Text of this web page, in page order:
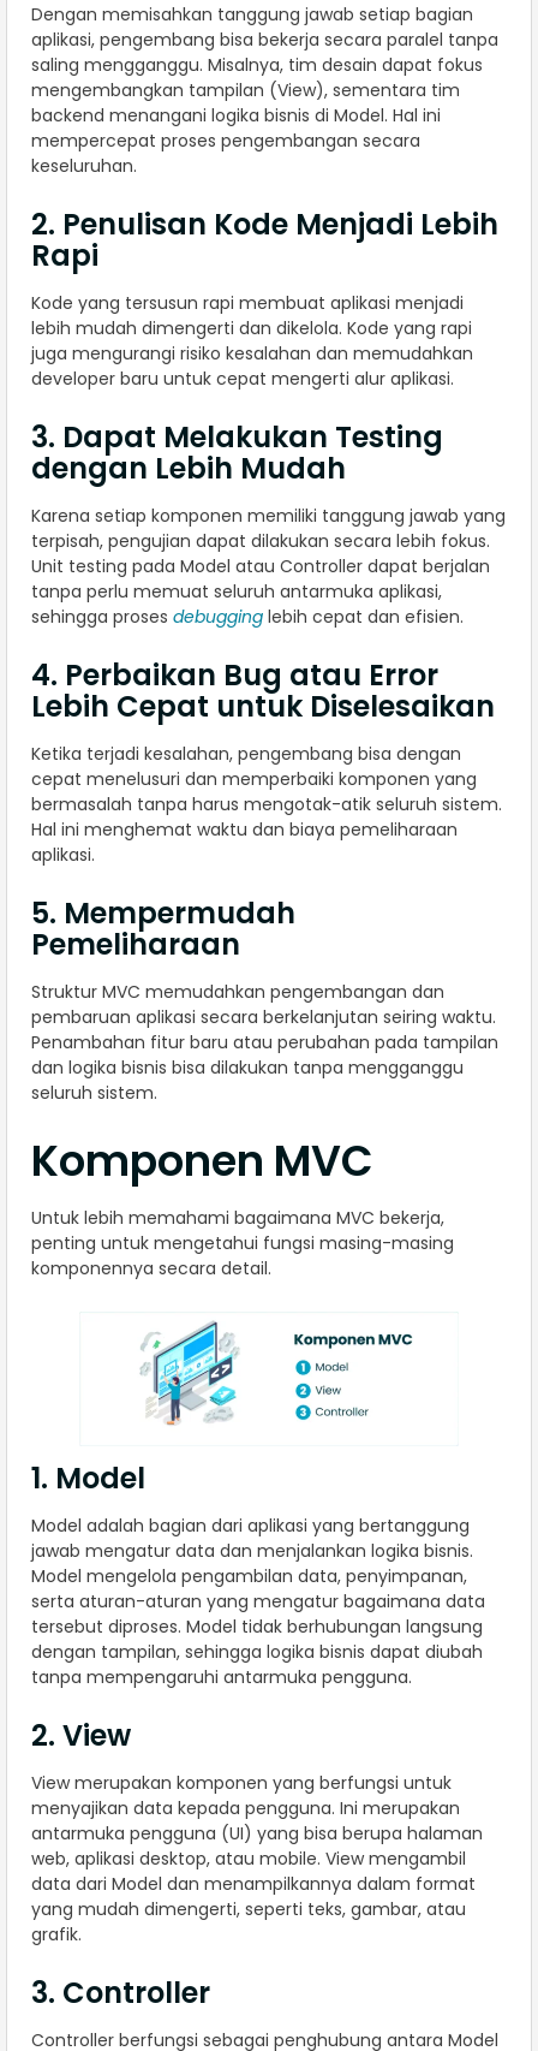
Dengan memisahkan tanggung jawab setiap bagian
aplikasi, pengembang bisa bekerja secara paralel tanpa
saling mengganggu. Misalnya, tim desain dapat fokus
mengembangkan tampilan (View), sementara tim
backend menangani logika bisnis di Model. Hal ini
mempercepat proses pengembangan secara
keseluruhan.
2. Penulisan Kode Menjadi Lebih
Rapi
Kode yang tersusun rapi membuat aplikasi menjadi
lebih mudah dimengerti dan dikelola. Kode yang rapi
juga mengurangi risiko kesalahan dan memudahkan
developer baru untuk cepat mengerti alur aplikasi.
3. Dapat Melakukan Testing
dengan Lebih Mudah
Karena setiap komponen memiliki tanggung jawab yang
terpisah, pengujian dapat dilakukan secara lebih fokus.
Unit testing pada Model atau Controller dapat berjalan
tanpa perlu memuat seluruh antarmuka aplikasi,
sehingga proses debugging lebih cepat dan efisien.
4. Perbaikan Bug atau Error
Lebih Cepat untuk Diselesaikan
Ketika terjadi kesalahan, pengembang bisa dengan
cepat menelusuri dan memperbaiki komponen yang
bermasalah tanpa harus mengotak-atik seluruh sistem.
Hal ini menghemat waktu dan biaya pemeliharaan
aplikasi.
5. Mempermudah
Pemeliharaan
Struktur MVC memudahkan pengembangan dan
pembaruan aplikasi secara berkelanjutan seiring waktu.
Penambahan fitur baru atau perubahan pada tampilan
dan logika bisnis bisa dilakukan tanpa mengganggu
seluruh sistem.
Komponen MVC
Untuk lebih memahami bagaimana MVC bekerja,
penting untuk mengetahui fungsi masing-masing
komponennya secara detail.
1. Model
Model adalah bagian dari aplikasi yang bertanggung
jawab mengatur data dan menjalankan logika bisnis.
Model mengelola pengambilan data, penyimpanan,
serta aturan-aturan yang mengatur bagaimana data
tersebut diproses. Model tidak berhubungan langsung
dengan tampilan, sehingga logika bisnis dapat diubah
tanpa mempengaruhi antarmuka pengguna.
2. View
View merupakan komponen yang berfungsi untuk
menyajikan data kepada pengguna. Ini merupakan
antarmuka pengguna (UI) yang bisa berupa halaman
web, aplikasi desktop, atau mobile. View mengambil
data dari Model dan menampilkannya dalam format
yang mudah dimengerti, seperti teks, gambar, atau
grafik.
3. Controller
Controller berfungsi sebagai penghubung antara Model